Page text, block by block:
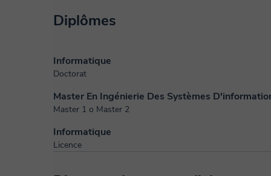
Diplômes
Informatique
Doctorat
Master En Ingénierie Des Systèmes
Master 1 o Master 2
Informatique
Licence